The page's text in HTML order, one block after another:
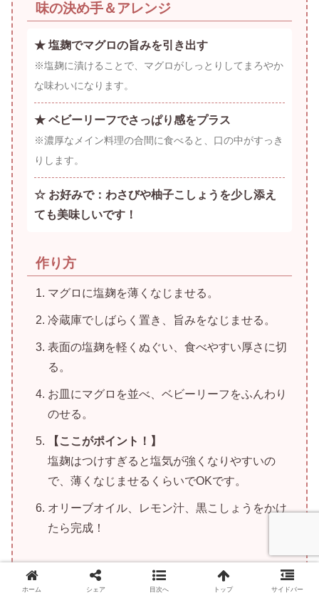
味の決め手＆アレンジ
★ 塩麹でマグロの旨みを引き出す
※塩麹に漬けることで、マグロがしっとりしてまろやか
な味わいになります。
★ ベビーリーフでさっぱり感をプラス
※濃厚なメイン料理の合間に食べると、口の中がすっき
りします。
☆ お好みで：わさびや柚子こしょうを少し添え
ても美味しいです！
作り方
マグロに塩麹を薄くなじませる。
冷蔵庫でしばらく置き、旨みをなじませる。
表面の塩麹を軽くぬぐい、食べやすい厚さに切
る。
お皿にマグロを並べ、ベビーリーフをふんわり
のせる。
【ここがポイント！】
塩麹はつけすぎると塩気が強くなりやすいの
で、薄くなじませるくらいでOKです。
オリーブオイル、レモン汁、黒こしょうをかけ
たら完成！
ホーム シェア 目次へ トップ サイドバー